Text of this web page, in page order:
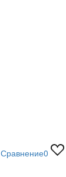
Сравнение0